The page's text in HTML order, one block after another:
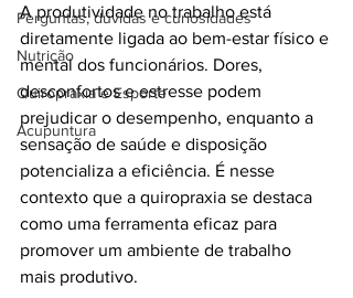
Perguntas, dúvidas e curiosidades
Nutrição
Quiropraxia e Esporte
Acupuntura
A produtividade no trabalho está
diretamente ligada ao bem-estar físico e
mental dos funcionários. Dores,
desconfortos e estresse podem
prejudicar o desempenho, enquanto a
sensação de saúde e disposição
potencializa a eficiência. É nesse
contexto que a quiropraxia se destaca
como uma ferramenta eficaz para
promover um ambiente de trabalho
mais produtivo.